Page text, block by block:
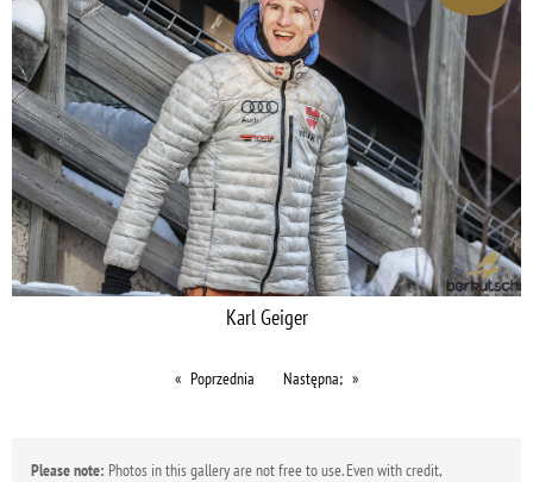
Karl Geiger
Poprzednia Następna;
Please note: Photos in this gallery are not free to use. Even with credit,